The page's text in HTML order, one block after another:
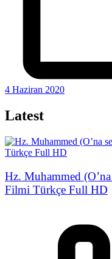
4 Haziran 2020
Latest
Hz. Muhammed
Filmi Türkçe Full HD